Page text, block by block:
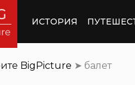
ИСТОРИЯ
BigPicture ➤ балет